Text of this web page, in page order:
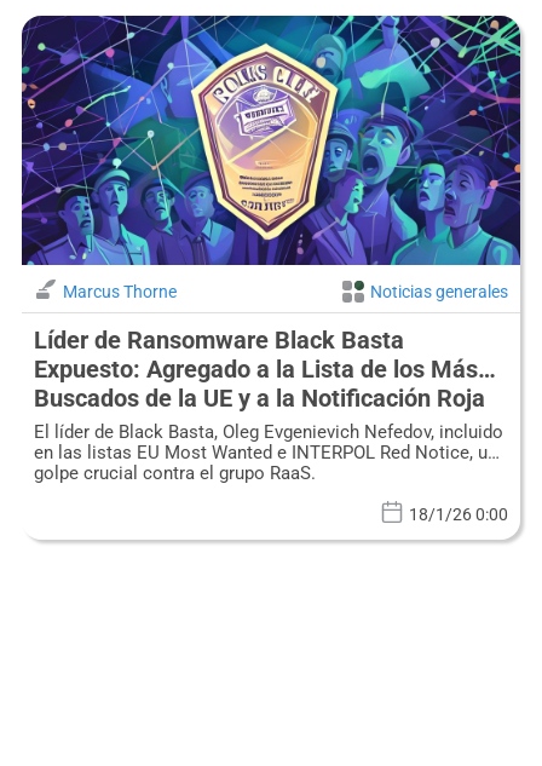
Marcus Thorne Noticias generales
Líder de Ransomware Black Basta
Expuesto: Agregado a la Lista de los Más
Buscados de la UE y a la Notificación Roja
de INTERPOL
El líder de Black Basta, Oleg Evgenievich Nefedov, incluido
en las listas EU Most Wanted e INTERPOL Red Notice, un
golpe crucial contra el grupo RaaS.
18/1/26 0:00